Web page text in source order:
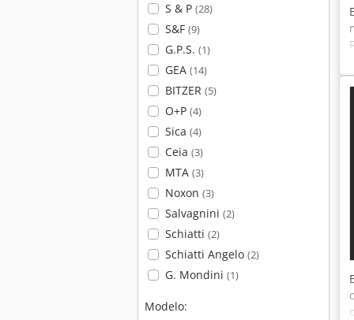
S & P (28)
S&F (9)
G.P.S. (1)
GEA (14)
BITZER (5)
O+P (4)
Sica (4)
Ceia (3)
MTA (3)
Noxon (3)
Salvagnini (2)
Schiatti (2)
Schiatti Angelo (2)
G. Mondini (1)
Modelo: